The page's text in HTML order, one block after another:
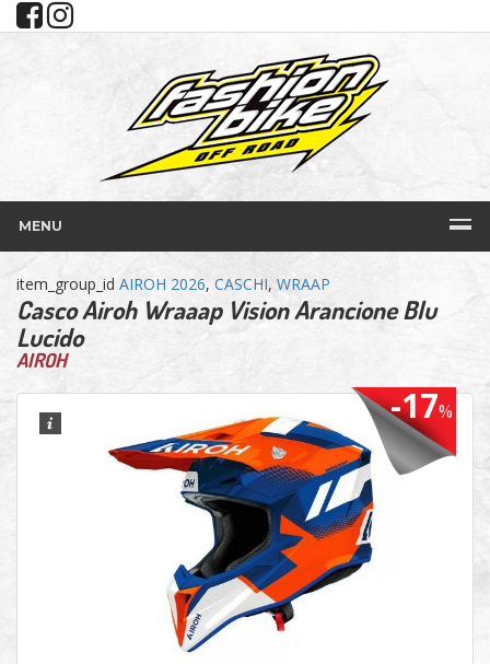
MENU
item_group_id AIROH 2026, CASCHI, WRAAP
Casco Airoh Wraaap Vision Arancione Blu
Lucido
AIROH
-17%